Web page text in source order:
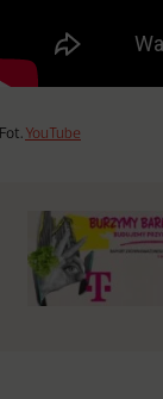
Fot. YouTube